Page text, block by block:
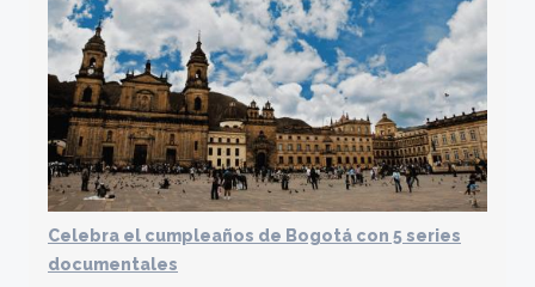
Celebra el cumpleaños de Bogotá con 5 series
documentales